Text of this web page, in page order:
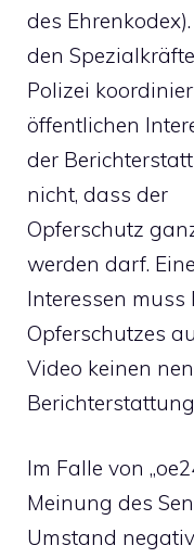
des
den
Polizei
öffentlichen
der
nicht, dass der
Opferschutz
werden darf.
Interessen
Opferschutzes
Video keinen
Im Falle von
Meinung des
Umstand